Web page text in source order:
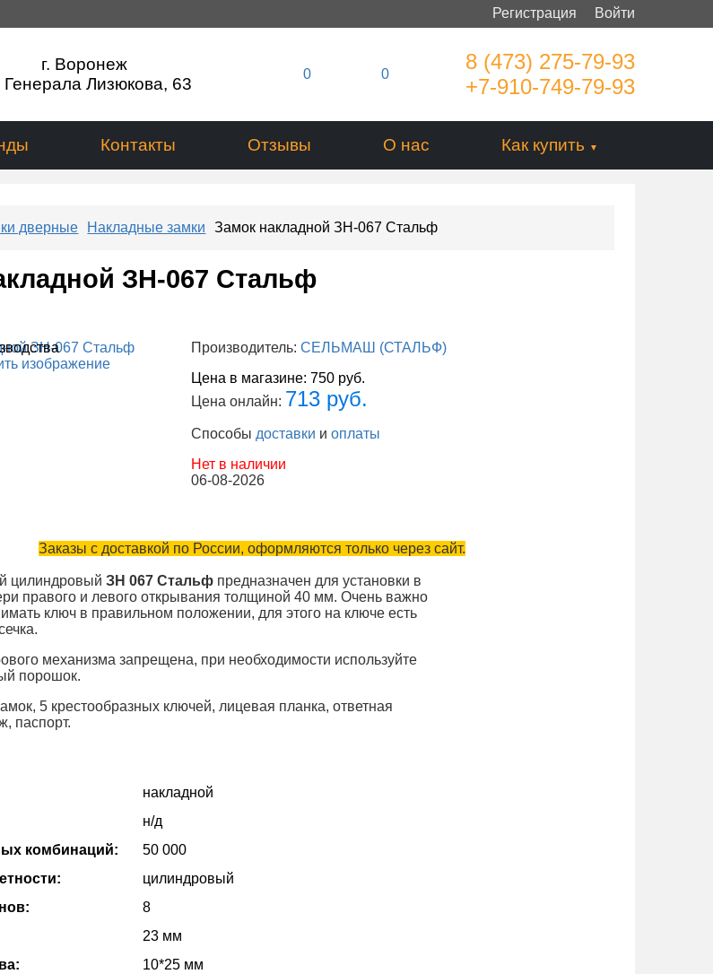
Войти
Регистрация
г. Воронеж
Генерала Лизюкова, 63
0 0
8 (473) 275-79-93
+7-910-749-79-93
Контакты Отзывы О нас Как купить
дверные Накладные замки Замок накладной ЗН-067 Стальф
ЗН-067 Стальф
изображение
Производитель:СЕЛЬМАШ (СТАЛЬФ)
Цена в магазине:750 руб.
Цена онлайн: 713 руб.
Способы доставки иоплаты
Нет в наличии
06-08-2026
Заказы с доставкой по России, оформляются только через сайт.
цилиндровыйЗН 067 Стальф предназначен для установки в
правого и левого открывания толщиной 40 мм. Очень важно
ключ в правильном положении, для этого на ключе есть
механизма запрещена, при необходимости используйте
порошок.
5 крестообразных ключей, лицевая планка, ответная
паспорт.
накладной
н/д
комбинаций:
50 000
цилиндровый
8
23 мм
10*25 мм